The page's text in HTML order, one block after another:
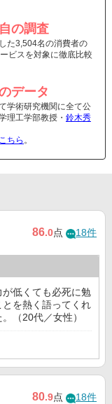
の調査
た3,504名の消費者の
ビスを対象に徹底比較
データ
学術研究機関に全て公
理工学部教授・ 鈴木秀
こちら 。
86.0点 18件
低くても必死に勉
を熱く語ってくれ
（20代／女性）
80.9点 18件